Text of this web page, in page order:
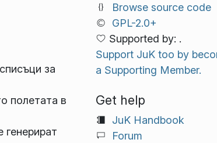
за
полетата в
Browse source code
GPL-2.0+
Supported by: .
Support JuK too by
a Supporting Member.
Get help
JuK Handbook
Forum